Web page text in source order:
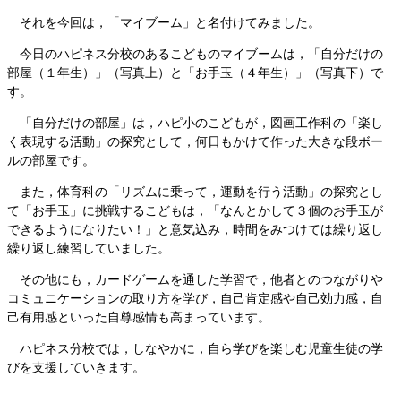
それを今回は，「マイブーム」と名付けてみました。
今日のハピネス分校のあるこどものマイブームは，「自分だけの
部屋（１年生）」（写真上）と「お手玉（４年生）」（写真下）で
す。
「自分だけの部屋」は，ハピ小のこどもが，図画工作科の「楽し
く表現する活動」の探究として，何日もかけて作った大きな段ボー
ルの部屋です。
また，体育科の「リズムに乗って，運動を行う活動」の探究とし
て「お手玉」に挑戦するこどもは，「なんとかして３個のお手玉が
できるようになりたい！」と意気込み，時間をみつけては繰り返し
繰り返し練習していました。
その他にも，カードゲームを通した学習で，他者とのつながりや
コミュニケーションの取り方を学び，自己肯定感や自己効力感，自
己有用感といった自尊感情も高まっています。
ハピネス分校では，しなやかに，自ら学びを楽しむ児童生徒の学
びを支援していきます。